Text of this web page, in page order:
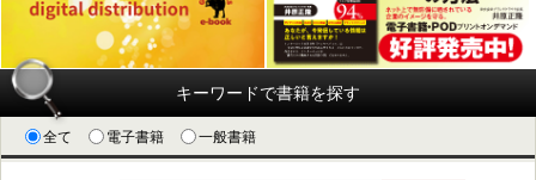
キーワードで書籍を探す
全て 電子書籍 一般書籍